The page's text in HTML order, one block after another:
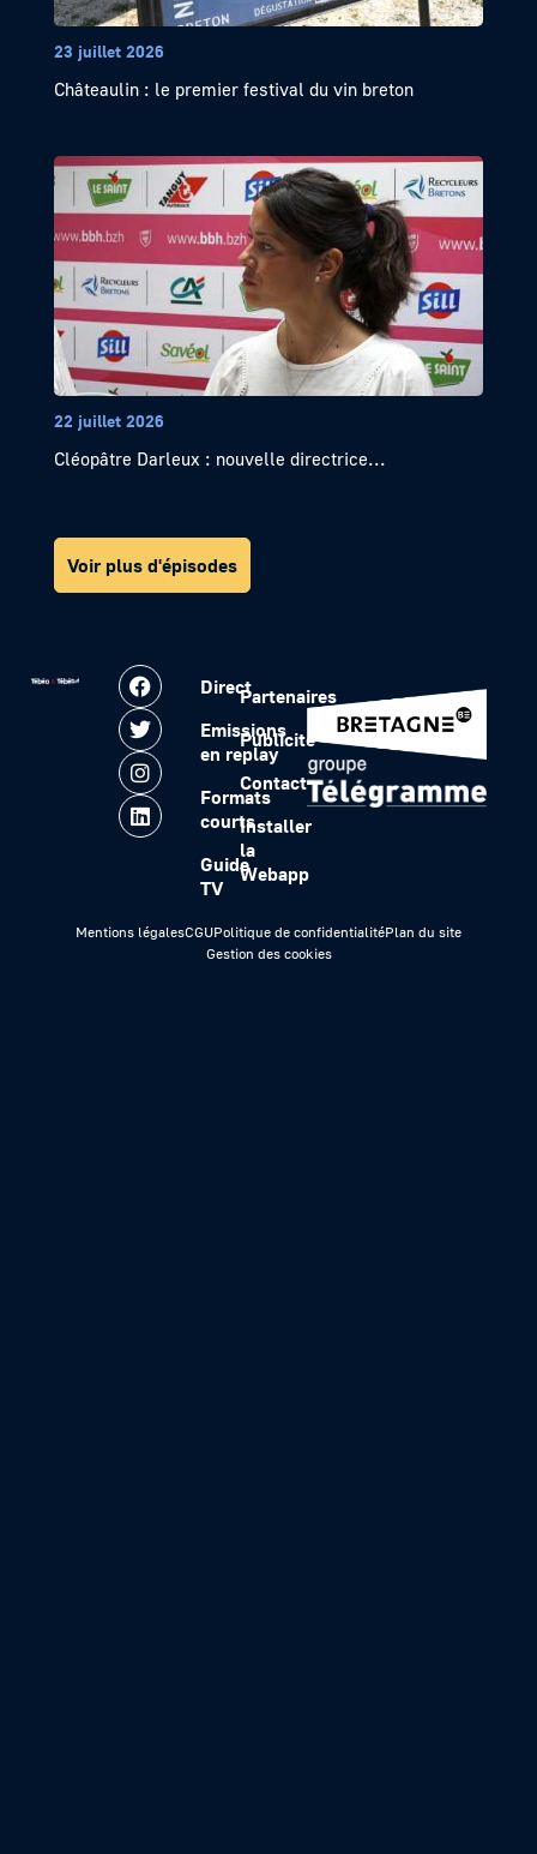
23 juillet 2026
Châteaulin : le premier festival du vin breton
22 juillet 2026
Cléopâtre Darleux : nouvelle directrice...
Voir plus d'épisodes
Direct
Emissions
en replay
Formats
courts
Guide
TV
Partenaires
Publicité
Contact
Installer
la
Webapp
Mentions légalesCGUPolitique de confidentialitéPlan du site
Gestion des cookies